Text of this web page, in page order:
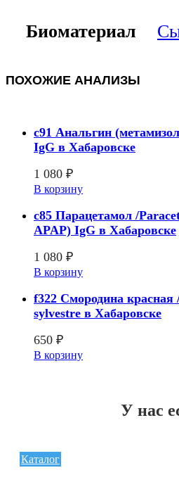
Биоматериал
ПОХОЖИЕ АНАЛИЗЫ
c91 Анальгин
IgG в Хабаровске
1 080 ₽
В корзину
c85 Парацетамол /
APAP) IgG в Хабаровске
1 080 ₽
В корзину
f322 Смородина
sylvestre в Хабаровске
650 ₽
В корзину
У нас
Каталог